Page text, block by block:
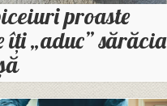
proaste
îți „aduc” sărăcia